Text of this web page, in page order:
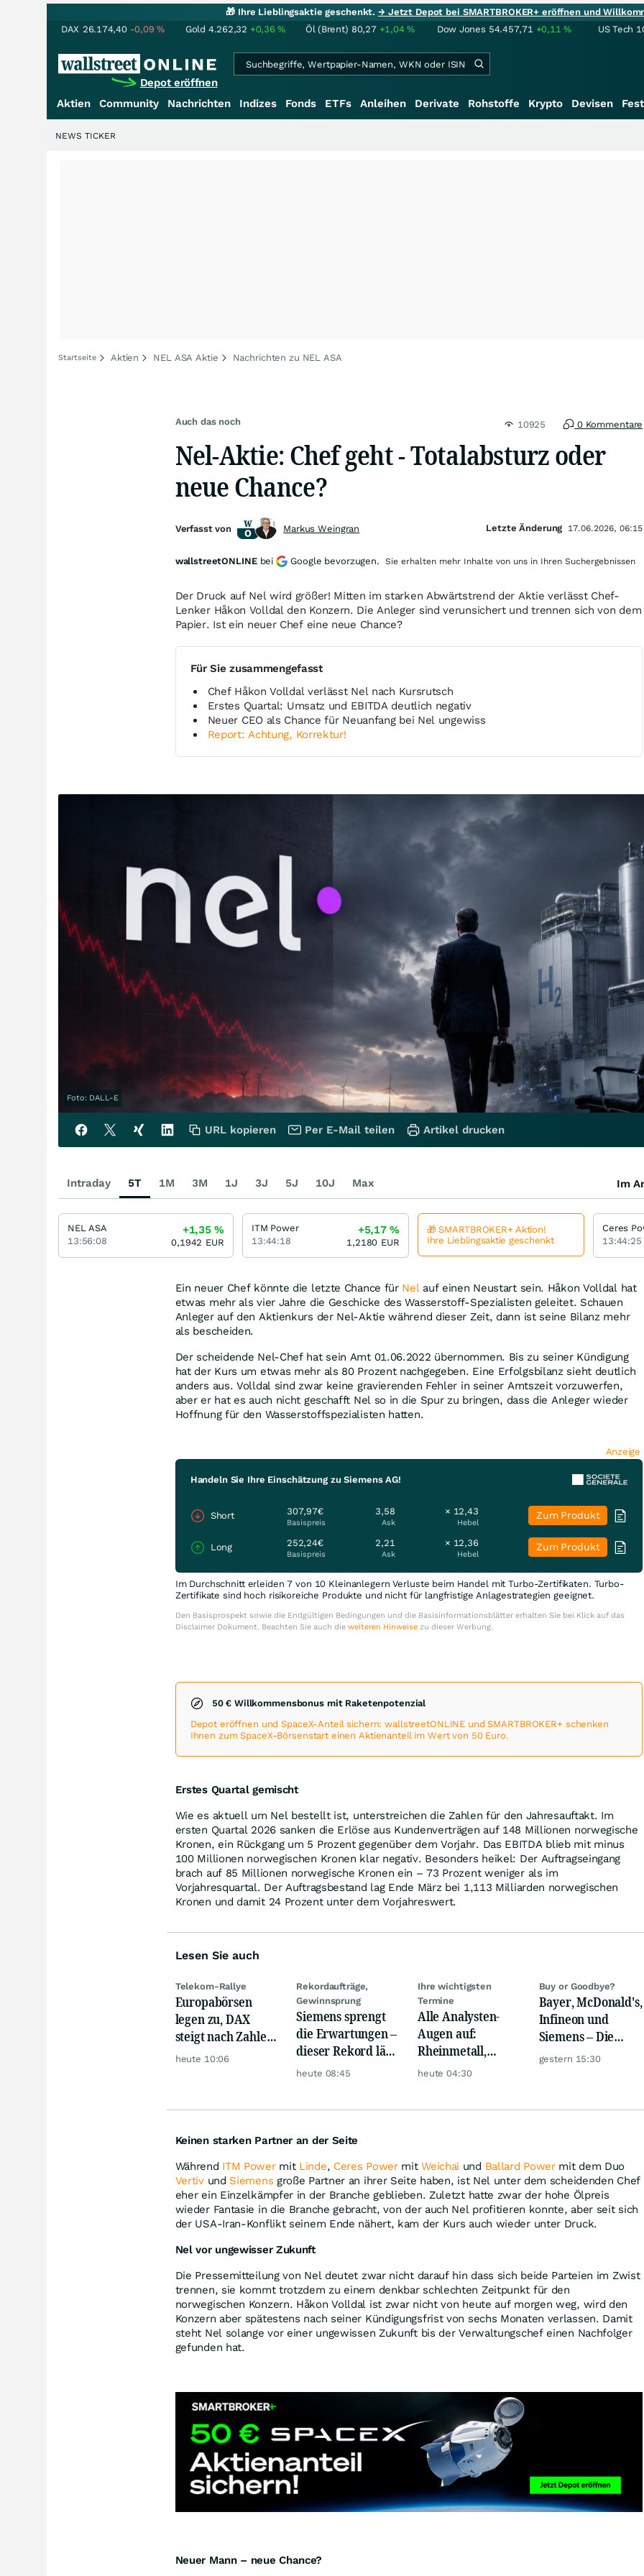
🎁 Ihre Lieblingsaktie geschenkt.→ Jetzt Depot bei SMARTBROKER+ eröffnen und
DAX 26.174,40 -0,09% Gold 4.262,32 +0,36% Öl (Brent) 80,27 +1,04% Dow Jones 54.457,71 +0,11% US Tech
Depot eröffnen
Aktien Community Nachrichten Indizes Fonds ETFs Anleihen Derivate Rohstoffe Krypto Devisen
NEWS TICKER
Startseite Aktien NEL ASA Aktie Nachrichten zu NEL ASA
Auch das noch 10925 0 Kommentare
Nel-Aktie: Chef geht - Totalabsturz oder
neue Chance?
Der Druck auf Nel wird größer! Mitten im starken Abwärtstrend der Aktie verlässt Chef-
Lenker Håkon Volldal den Konzern. Die Anleger sind verunsichert und trennen sich von dem
Papier. Ist ein neuer Chef eine neue Chance?
Für Sie zusammengefasst
Chef Håkon Volldal verlässt Nel nach Kursrutsch
Erstes Quartal: Umsatz und EBITDA deutlich negativ
Neuer CEO als Chance für Neuanfang bei Nel ungewiss
Report: Achtung, Korrektur!
Foto: DALL-E
Ein neuer Chef könnte die letzte Chance für Nelauf einen Neustart sein. Håkon Volldal hat
etwas mehr als vier Jahre die Geschicke des Wasserstoff-Spezialisten geleitet. Schauen
Anleger auf den Aktienkurs der Nel-Aktie während dieser Zeit, dann ist seine Bilanz mehr
als bescheiden.
Der scheidende Nel-Chef hat sein Amt 01.06.2022 übernommen. Bis zu seiner Kündigung
hat der Kurs um etwas mehr als 80 Prozent nachgegeben. Eine Erfolgsbilanz sieht deutlich
anders aus. Volldal sind zwar keine gravierenden Fehler in seiner Amtszeit vorzuwerfen,
aber er hat es auch nicht geschafft Nel so in die Spur zu bringen, dass die Anleger wieder
Hoffnung für den Wasserstoffspezialisten hatten.
Anzeige
Handeln Sie Ihre Einschätzung zu Siemens AG!
Short 307,97€
Basispreis
3,58
Ask
× 12,43
Hebel
Zum Produkt
Long 252,24€
Basispreis
2,21
Ask
× 12,36
Hebel
Zum Produkt
Im Durchschnitt erleiden 7 von 10 Kleinanlegern Verluste beim Handel mit Turbo-Zertifikaten. Turbo-
Zertifikate sind hoch risikoreiche Produkte und nicht für langfristige Anlagestrategien geeignet.
Den Basisprospekt sowie die Endgültigen Bedingungen und die Basisinformationsblätter erhalten Sie bei Klick auf das
Disclaimer Dokument. Beachten Sie auch die weiteren Hinweisezu dieser Werbung.
50 € Willkommensbonus mit Raketenpotenzial
Depot eröffnen und SpaceX-Anteil sichern: wallstreetONLINE und SMARTBROKER+ schenken
Ihnen zum SpaceX-Börsenstart einen Aktienanteil im Wert von 50 Euro.
Erstes Quartal gemischt
Wie es aktuell um Nel bestellt ist, unterstreichen die Zahlen für den Jahresauftakt. Im
ersten Quartal 2026 sanken die Erlöse aus Kundenverträgen auf 148 Millionen norwegische
Kronen, ein Rückgang um 5 Prozent gegenüber dem Vorjahr. Das EBITDA blieb mit minus
100 Millionen norwegischen Kronen klar negativ. Besonders heikel: Der Auftragseingang
brach auf 85 Millionen norwegische Kronen ein – 73 Prozent weniger als im
Vorjahresquartal. Der Auftragsbestand lag Ende März bei 1,113 Milliarden norwegischen
Kronen und damit 24 Prozent unter dem Vorjahreswert.
Lesen Sie auch
Telekom-Rallye
Europabörsen
legen zu, DAX
steigt nach Zahlen
von Rheinmetall,
heute 10:06
Rekordaufträge,
Gewinnsprung
Siemens sprengt
die Erwartungen –
dieser Rekord lässt
Anleger
heute 08:45
Ihre wichtigsten
Termine
Alle Analysten-
Augen auf:
Rheinmetall,
Deutsche Telekom,
heute 04:30
Buy or Goodbye?
Bayer, McDonald's,
Infineon und
Siemens – Die
Analystenstimmen
gestern 15:30
Keinen starken Partner an der Seite
Während ITM Powermit Linde, Ceres PowermitWeichai und Ballard Powermit dem Duo
Vertivund Siemens große Partner an ihrer Seite haben, ist Nel unter dem scheidenden Chef
eher ein Einzelkämpfer in der Branche geblieben. Zuletzt hatte zwar der hohe Ölpreis
wieder Fantasie in die Branche gebracht, von der auch Nel profitieren konnte, aber seit sich
der USA-Iran-Konflikt seinem Ende nähert, kam der Kurs auch wieder unter Druck.
Nel vor ungewisser Zukunft
Die Pressemitteilung von Nel deutet zwar nicht darauf hin dass sich beide Parteien im Zwist
trennen, sie kommt trotzdem zu einem denkbar schlechten Zeitpunkt für den
norwegischen Konzern. Håkon Volldal ist zwar nicht von heute auf morgen weg, wird den
Konzern aber spätestens nach seiner Kündigungsfrist von sechs Monaten verlassen. Damit
steht Nel solange vor einer ungewissen Zukunft bis der Verwaltungschef einen Nachfolger
gefunden hat.
Neuer Mann – neue Chance?
Verfasst von Markus Weingran Letzte Änderung 17.06.2026, 06:15
wallstreetONLINE bei Google bevorzugen. Sie erhalten mehr Inhalte von uns in Ihren Suchergebnissen
URL kopieren Per E-Mail teilen Artikel drucken
Intraday 5T 1M 3M 1J 3J 5J 10J Max Im
NEL ASA
13:56:08
+1,35%
0,1942 EUR
ITM Power
13:44:18
+5,17%
1,2180 EUR
🎁 SMARTBROKER+ Aktion!
Ihre Lieblingsaktie geschenkt
Ceres
13:44:25